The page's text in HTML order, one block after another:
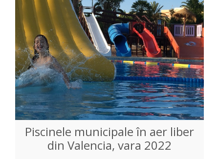
Piscinele municipale în aer liber
din Valencia, vara 2022